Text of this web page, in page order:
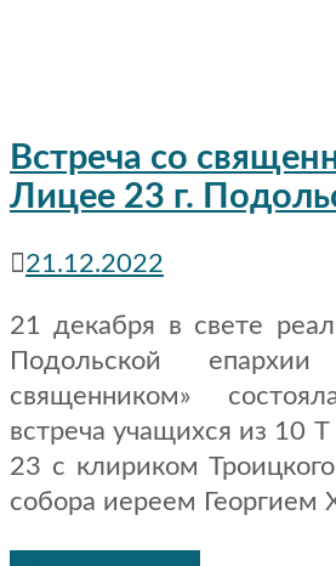
Встреча со
Лицее 23 г.
21.12.2022
21 декабря в свете
Подольской
священником»
встреча учащихся из 10
23 с клириком
собора иереем